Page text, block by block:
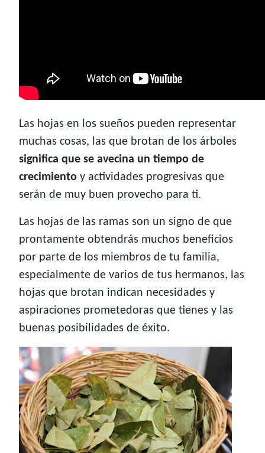
Las hojas en los sueños pueden representar
muchas cosas, las que brotan de los árboles
significa que se avecina un tiempo de
crecimiento y actividades progresivas que
serán de muy buen provecho para ti.
Las hojas de las ramas son un signo de que
prontamente obtendrás muchos beneficios
por parte de los miembros de tu familia,
especialmente de varios de tus hermanos, las
hojas que brotan indican necesidades y
aspiraciones prometedoras que tienes y las
buenas posibilidades de éxito.